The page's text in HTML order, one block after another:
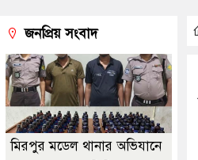
জনপ্রিয় সংবাদ
মিরপুর মডেল থানার অভিযানে